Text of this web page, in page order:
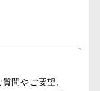
問やご要望、